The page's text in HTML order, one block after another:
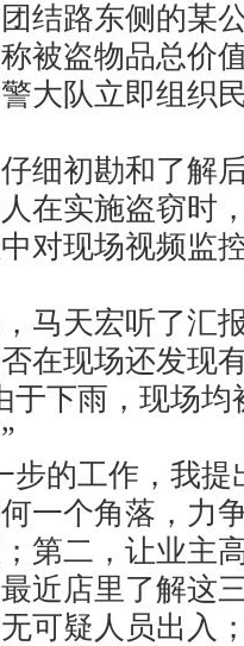
结路东侧的某
被盗物品总价
大队立即组织
初勘和了解
在实施盗窃时
对现场视频监
天宏听了汇报
在现场还发现
下雨，现场均
的工作，我提
一个角落，力
第二，让业主
近店里了解这
可疑人员出入